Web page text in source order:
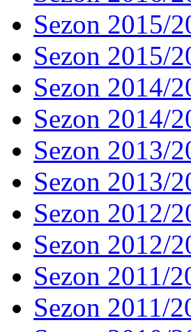
Sezon 2015/
Sezon 2015/
Sezon 2014/
Sezon 2014/
Sezon 2013/
Sezon 2013/
Sezon 2012/
Sezon 2012/
Sezon 2011/
Sezon 2011/